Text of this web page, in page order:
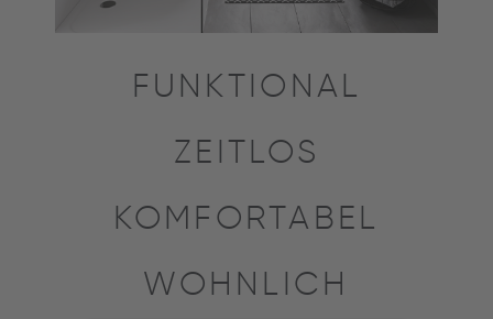
FUNKTIONAL
ZEITLOS
KOMFORTABEL
WOHNLICH